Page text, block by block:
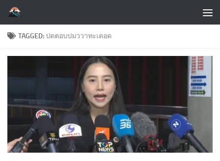
Skip to content
TAGGED: ปดตอบปมววาทะเดอด